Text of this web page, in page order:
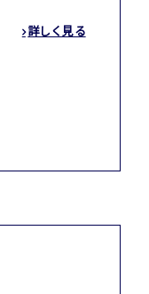
詳しく見る